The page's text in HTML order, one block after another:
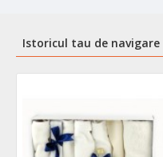
Istoricul tau de navigare